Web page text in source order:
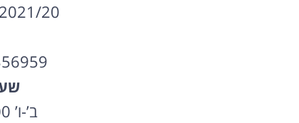
20
ב’-ו’ 10:00-13:00